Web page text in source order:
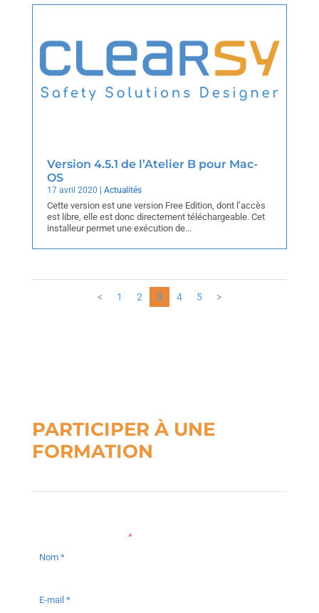
Version 4.5.1 de l’Atelier B pour Mac-
OS
17 avril 2020 Actualités
Cette version est une version Free Edition, dont l’accès
est libre, elle est donc directement téléchargeable. Cet
installeur permet une exécution de...
< 1 2 3 4 5 >
PARTICIPER À UNE
FORMATION
*sont obligatoires